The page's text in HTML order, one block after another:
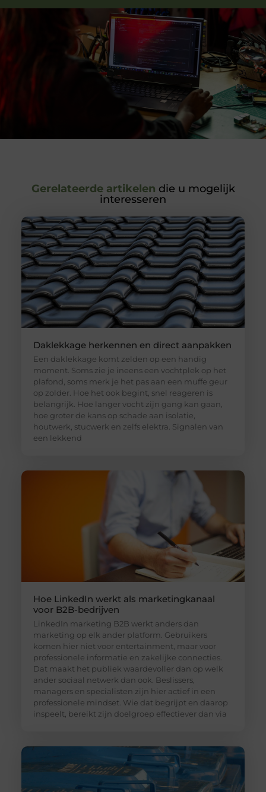
Gerelateerde artikelen die u mogelijk
interesseren
Daklekkage herkennen en direct aanpakken
Een daklekkage komt zelden op een handig
moment. Soms zie je ineens een vochtplek op het
plafond, soms merk je het pas aan een muffe geur
op zolder. Hoe het ook begint, snel reageren is
belangrijk. Hoe langer vocht zijn gang kan gaan,
hoe groter de kans op schade aan isolatie,
houtwerk, stucwerk en zelfs elektra. Signalen van
een lekkend
Hoe LinkedIn werkt als marketingkanaal
voor B2B-bedrijven
LinkedIn marketing B2B werkt anders dan
marketing op elk ander platform. Gebruikers
komen hier niet voor entertainment, maar voor
professionele informatie en zakelijke connecties.
Dat maakt het publiek waardevoller dan op welk
ander sociaal netwerk dan ook. Beslissers,
managers en specialisten zijn hier actief in een
professionele mindset. Wie dat begrijpt en daarop
inspeelt, bereikt zijn doelgroep effectiever dan via